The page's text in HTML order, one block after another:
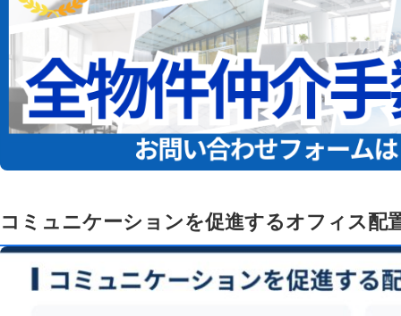
コミュニケーションを促進するオフィス配